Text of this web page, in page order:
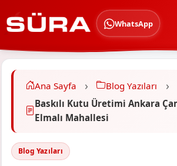
WhatsApp
Ana Sayfa
Blog Yazıları
Baskılı Kutu Üretimi Ankara
Elmalı Mahallesi
Blog Yazıları